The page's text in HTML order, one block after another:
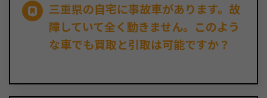
三重県の自宅に事故車があります。故
障していて全く動きません。このよう
な車でも買取と引取は可能ですか？